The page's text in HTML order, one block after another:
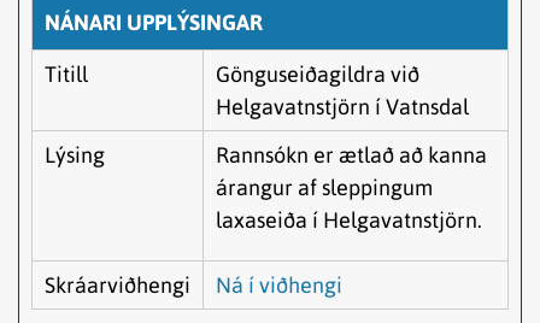
NÁNARI UPPLÝSINGAR
Titill
Gönguseiðagildra við
Helgavatnstjörn í Vatnsdal
Lýsing
Rannsókn er ætlað að kanna
árangur af sleppingum
laxaseiða í Helgavatnstjörn.
Skráarviðhengi Ná í viðhengi